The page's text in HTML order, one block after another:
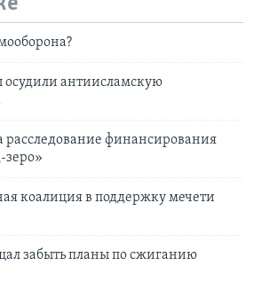
антиисламскую
финансирования
зеро»
коалиция в поддержку мечети
забыть планы по сжиганию